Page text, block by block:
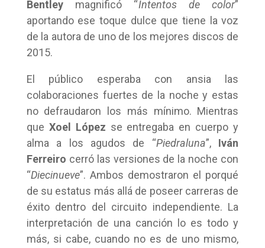
Bentleymagnificó “Intentos de color”
aportando ese toque dulce que tiene la voz
de la autora de uno de los mejores discos de
2015.
El público esperaba con ansia las
colaboraciones fuertes de la noche y estas
no defraudaron los más mínimo. Mientras
que Xoel López se entregaba en cuerpo y
alma a los agudos de “Piedraluna”, Iván
Ferreiro cerró las versiones de la noche con
“Diecinueve”. Ambos demostraron el porqué
de su estatus más allá de poseer carreras de
éxito dentro del circuito independiente. La
interpretación de una canción lo es todo y
más, si cabe, cuando no es de uno mismo,